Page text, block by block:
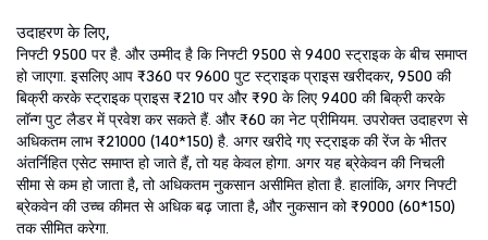
उदाहरण के लिए,
निफ्टी 9500 पर है. और उम्मीद है कि निफ्टी 9500 से 9400 स्ट्राइक के बीच समाप्त
हो जाएगा. इसलिए आप ₹360 पर 9600 पुट स्ट्राइक प्राइस खरीदकर, 9500 की
बिक्री करके स्ट्राइक प्राइस ₹210 पर और ₹90 के लिए 9400 की बिक्री करके
लॉन्ग पुट लैडर में प्रवेश कर सकते हैं. और ₹60 का नेट प्रीमियम. उपरोक्त उदाहरण से
अधिकतम लाभ ₹21000 (140*150) है. अगर खरीदे गए स्ट्राइक की रेंज के भीतर
अंतर्निहित एसेट समाप्त हो जाते हैं, तो यह केवल होगा. अगर यह ब्रेकेवन की निचली
सीमा से कम हो जाता है, तो अधिकतम नुकसान असीमित होता है. हालांकि, अगर निफ्टी
ब्रेकवेन की उच्च कीमत से अधिक बढ़ जाता है, और नुकसान को ₹9000 (60*150)
तक सीमित करेगा.